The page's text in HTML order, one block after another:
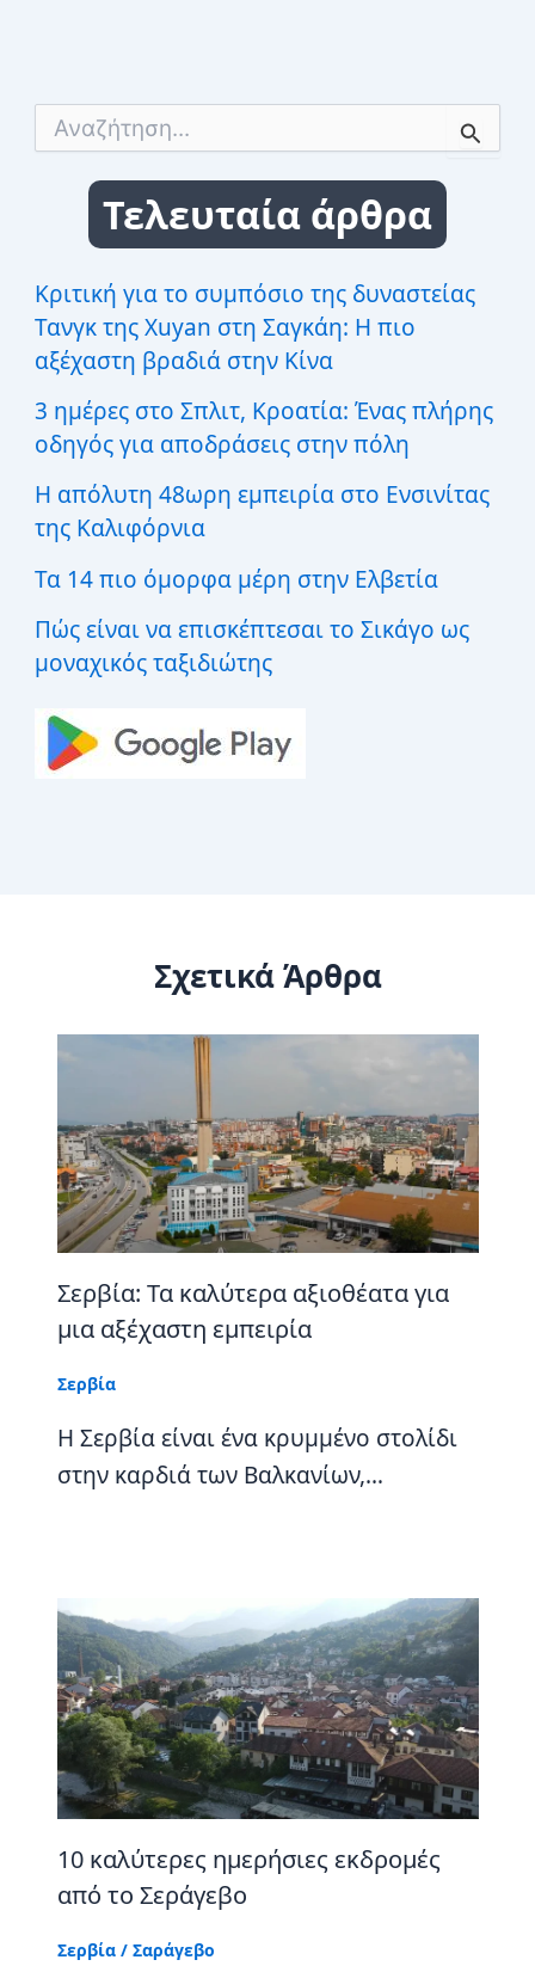
σ
η
ι
:
Τελευταία άρθρα
Κριτική για το συμπόσιο της δυναστείας
Τανγκ της Xuyan στη Σαγκάη: Η πιο
αξέχαστη βραδιά στην Κίνα
3 ημέρες στο Σπλιτ, Κροατία: Ένας πλήρης
οδηγός για αποδράσεις στην πόλη
Η απόλυτη 48ωρη εμπειρία στο Ενσινίτας
της Καλιφόρνια
Τα 14 πιο όμορφα μέρη στην Ελβετία
Πώς είναι να επισκέπτεσαι το Σικάγο ως
μοναχικός ταξιδιώτης
Σχετικά Άρθρα
Σερβία: Τα καλύτερα αξιοθέατα για
μια αξέχαστη εμπειρία
Σερβία
Η Σερβία είναι ένα κρυμμένο στολίδι
στην καρδιά των Βαλκανίων,…
10 καλύτερες ημερήσιες εκδρομές
από το Σεράγεβο
Σερβία/ Σαράγεβο